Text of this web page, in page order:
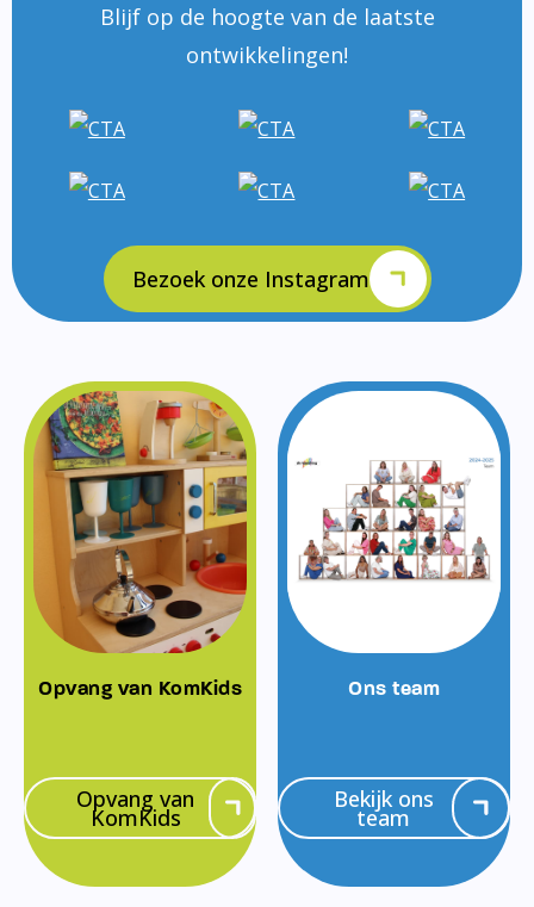
Blijf op de hoogte van de laatste
ontwikkelingen!
Bezoek onze Instagram
Opvang van KomKids
Opvang van
KomKids
Ons team
Bekijk ons
team